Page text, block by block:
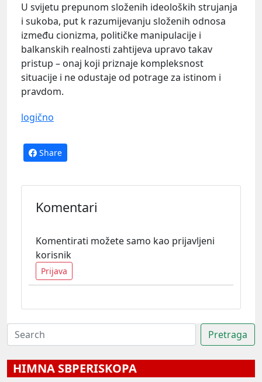
U svijetu prepunom složenih ideoloških strujanja
i sukoba, put k razumijevanju složenih odnosa
između cionizma, političke manipulacije i
balkanskih realnosti zahtijeva upravo takav
pristup – onaj koji priznaje kompleksnost
situacije i ne odustaje od potrage za istinom i
pravdom.
logično
Share
Komentari
Komentirati možete samo kao prijavljeni
korisnik
Prijava
HIMNA SBPERISKOPA